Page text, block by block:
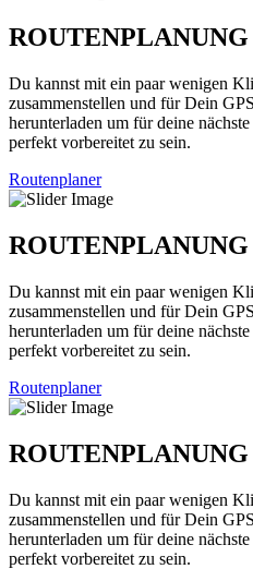
ROUTENPLANUNG
Du kannst mit ein paar wenigen
zusammenstellen und für Dein
herunterladen um für deine
perfekt vorbereitet zu sein.
Routenplaner
ROUTENPLANUNG
Du kannst mit ein paar wenigen
zusammenstellen und für Dein
herunterladen um für deine
perfekt vorbereitet zu sein.
Routenplaner
ROUTENPLANUNG
Du kannst mit ein paar wenigen
zusammenstellen und für Dein
herunterladen um für deine
perfekt vorbereitet zu sein.